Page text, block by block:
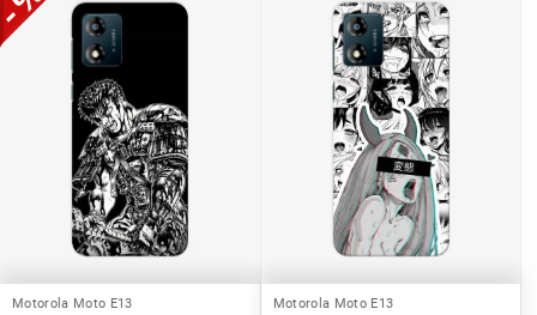
Motorola Moto E13 Motorola Moto E13